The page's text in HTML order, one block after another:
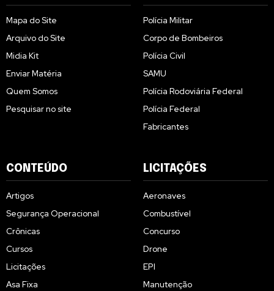
Mapa do Site
Arquivo do Site
Midia Kit
Enviar Matéria
Quem Somos
Pesquisar no site
Polícia Militar
Corpo de Bombeiros
Polícia Civil
SAMU
Polícia Rodoviária Federal
Polícia Federal
Fabricantes
CONTEÚDO
Artigos
Segurança Operacional
Crônicas
Cursos
Licitações
Asa Fixa
LICITAÇÕES
Aeronaves
Combustível
Concurso
Drone
EPI
Manutenção